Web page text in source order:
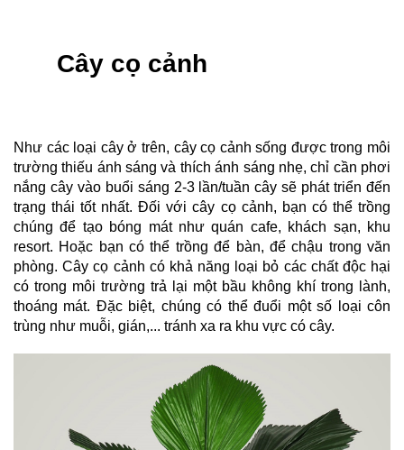
Cây cọ cảnh
Như các loại cây ở trên, cây cọ cảnh sống được trong môi
trường thiếu ánh sáng và thích ánh sáng nhẹ, chỉ cần phơi
nắng cây vào buổi sáng 2-3 lần/tuần cây sẽ phát triển đến
trạng thái tốt nhất. Đối với cây cọ cảnh, bạn có thể trồng
chúng để tạo bóng mát như quán cafe, khách sạn, khu
resort. Hoặc bạn có thể trồng để bàn, để chậu trong văn
phòng. Cây cọ cảnh có khả năng loại bỏ các chất độc hại
có trong môi trường trả lại một bầu không khí trong lành,
thoáng mát. Đặc biệt, chúng có thể đuổi một số loại côn
trùng như muỗi, gián,... tránh xa ra khu vực có cây.